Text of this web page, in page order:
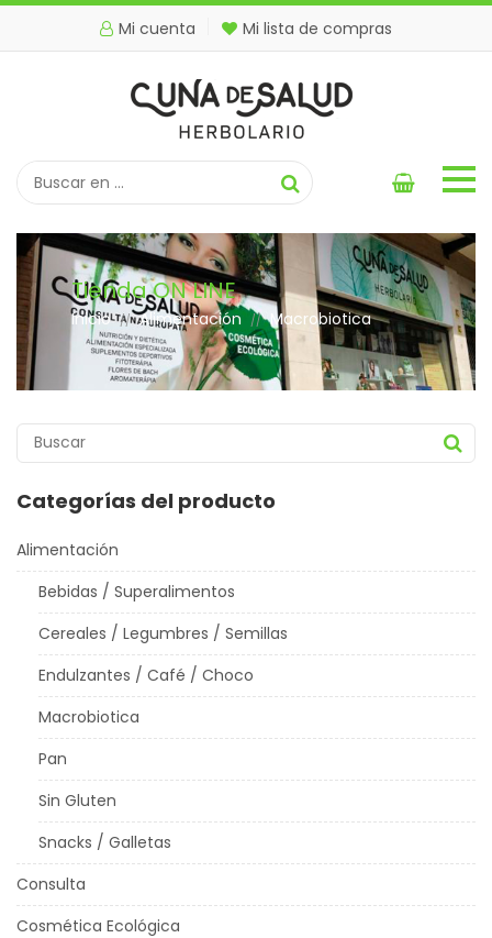
Mi cuenta Mi lista de compras
Tienda ON LINE
Inicio // Alimentación // Macrobiotica
Categorías del producto
Alimentación
Bebidas / Superalimentos
Cereales / Legumbres / Semillas
Endulzantes / Café / Choco
Macrobiotica
Pan
Sin Gluten
Snacks / Galletas
Consulta
Cosmética Ecológica